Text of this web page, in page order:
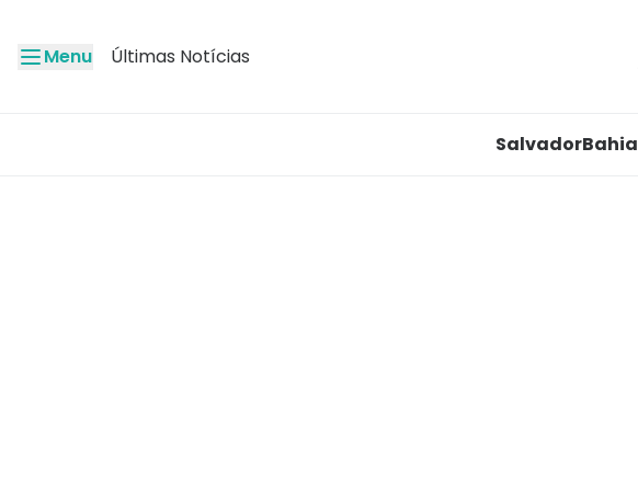
Menu Últimas Notícias
SalvadorBahia